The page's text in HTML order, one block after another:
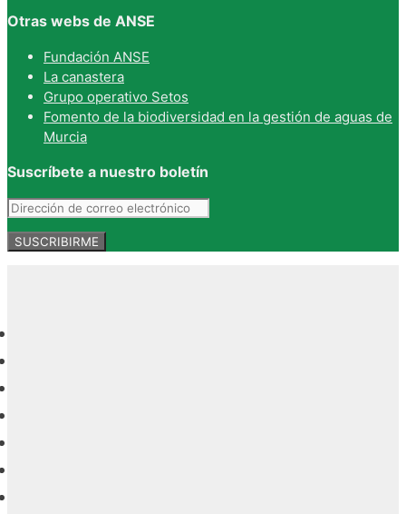
Otras webs de ANSE
Fundación ANSE
La canastera
Grupo operativo Setos
Fomento de la biodiversidad en la gestión de aguas de
Murcia
Suscríbete a nuestro boletín